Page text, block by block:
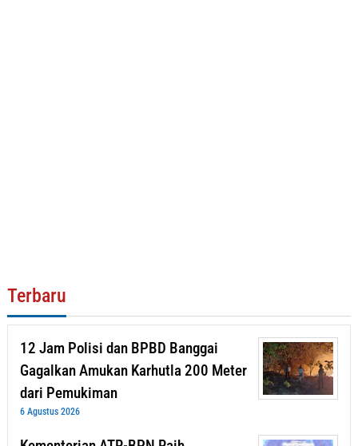
Terbaru
12 Jam Polisi dan BPBD Banggai
Gagalkan Amukan Karhutla 200 Meter
dari Pemukiman
6 Agustus 2026